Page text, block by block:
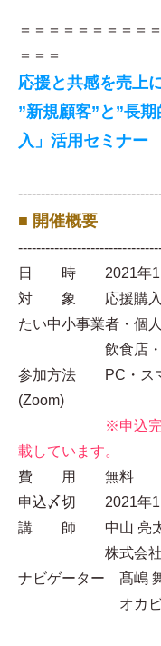
＝＝＝＝＝＝＝＝＝
＝＝＝
応援と共感を売上
”新規顧客”と”長
入」活用セミナー
■ 開催概要
日 時 2021年11
対 象 応援購入を
たい中小事業者・個
飲食店・製造
参加方法 PC・スマ
(Zoom)
※申込
載しています。
費 用 無料
申込〆切 2021年
講 師 中山 亮
株式会社マク
ナビゲーター 髙嶋
オカビズ